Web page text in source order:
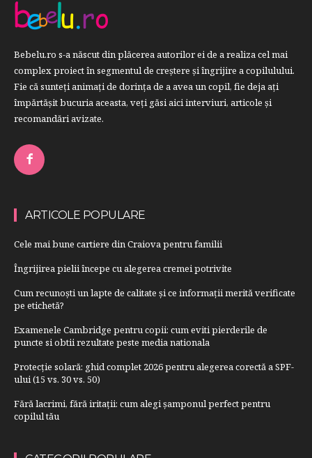
Bebelu.ro s-a născut din plăcerea autorilor ei de a realiza cel mai
complex proiect în segmentul de creştere şi îngrijire a copilulului.
Fie că sunteţi animaţi de dorinţa de a avea un copil, fie deja aţi
împărtăşit bucuria aceasta, veți găsi aici interviuri, articole şi
recomandări avizate.
ARTICOLE POPULARE
Cele mai bune cartiere din Craiova pentru familii
Îngrijirea pielii începe cu alegerea cremei potrivite
Cum recunoști un lapte de calitate și ce informații merită verificate
pe etichetă?
Examenele Cambridge pentru copii: cum eviti pierderile de
puncte si obtii rezultate peste media nationala
Protecție solară: ghid complet 2026 pentru alegerea corectă a SPF-
ului (15 vs. 30 vs. 50)
Fără lacrimi, fără iritații: cum alegi șamponul perfect pentru
copilul tău